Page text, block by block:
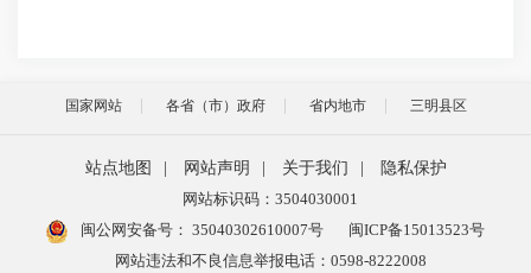
国家网站 各省（市）政府 省内地市 三明县区
站点地图 网站声明 关于我们
隐私保护
网站标识码：3504030001
闽公网安备号： 35040302610007号
闽ICP备15013523号
网站违法和不良信息举报电话：0598-8222008